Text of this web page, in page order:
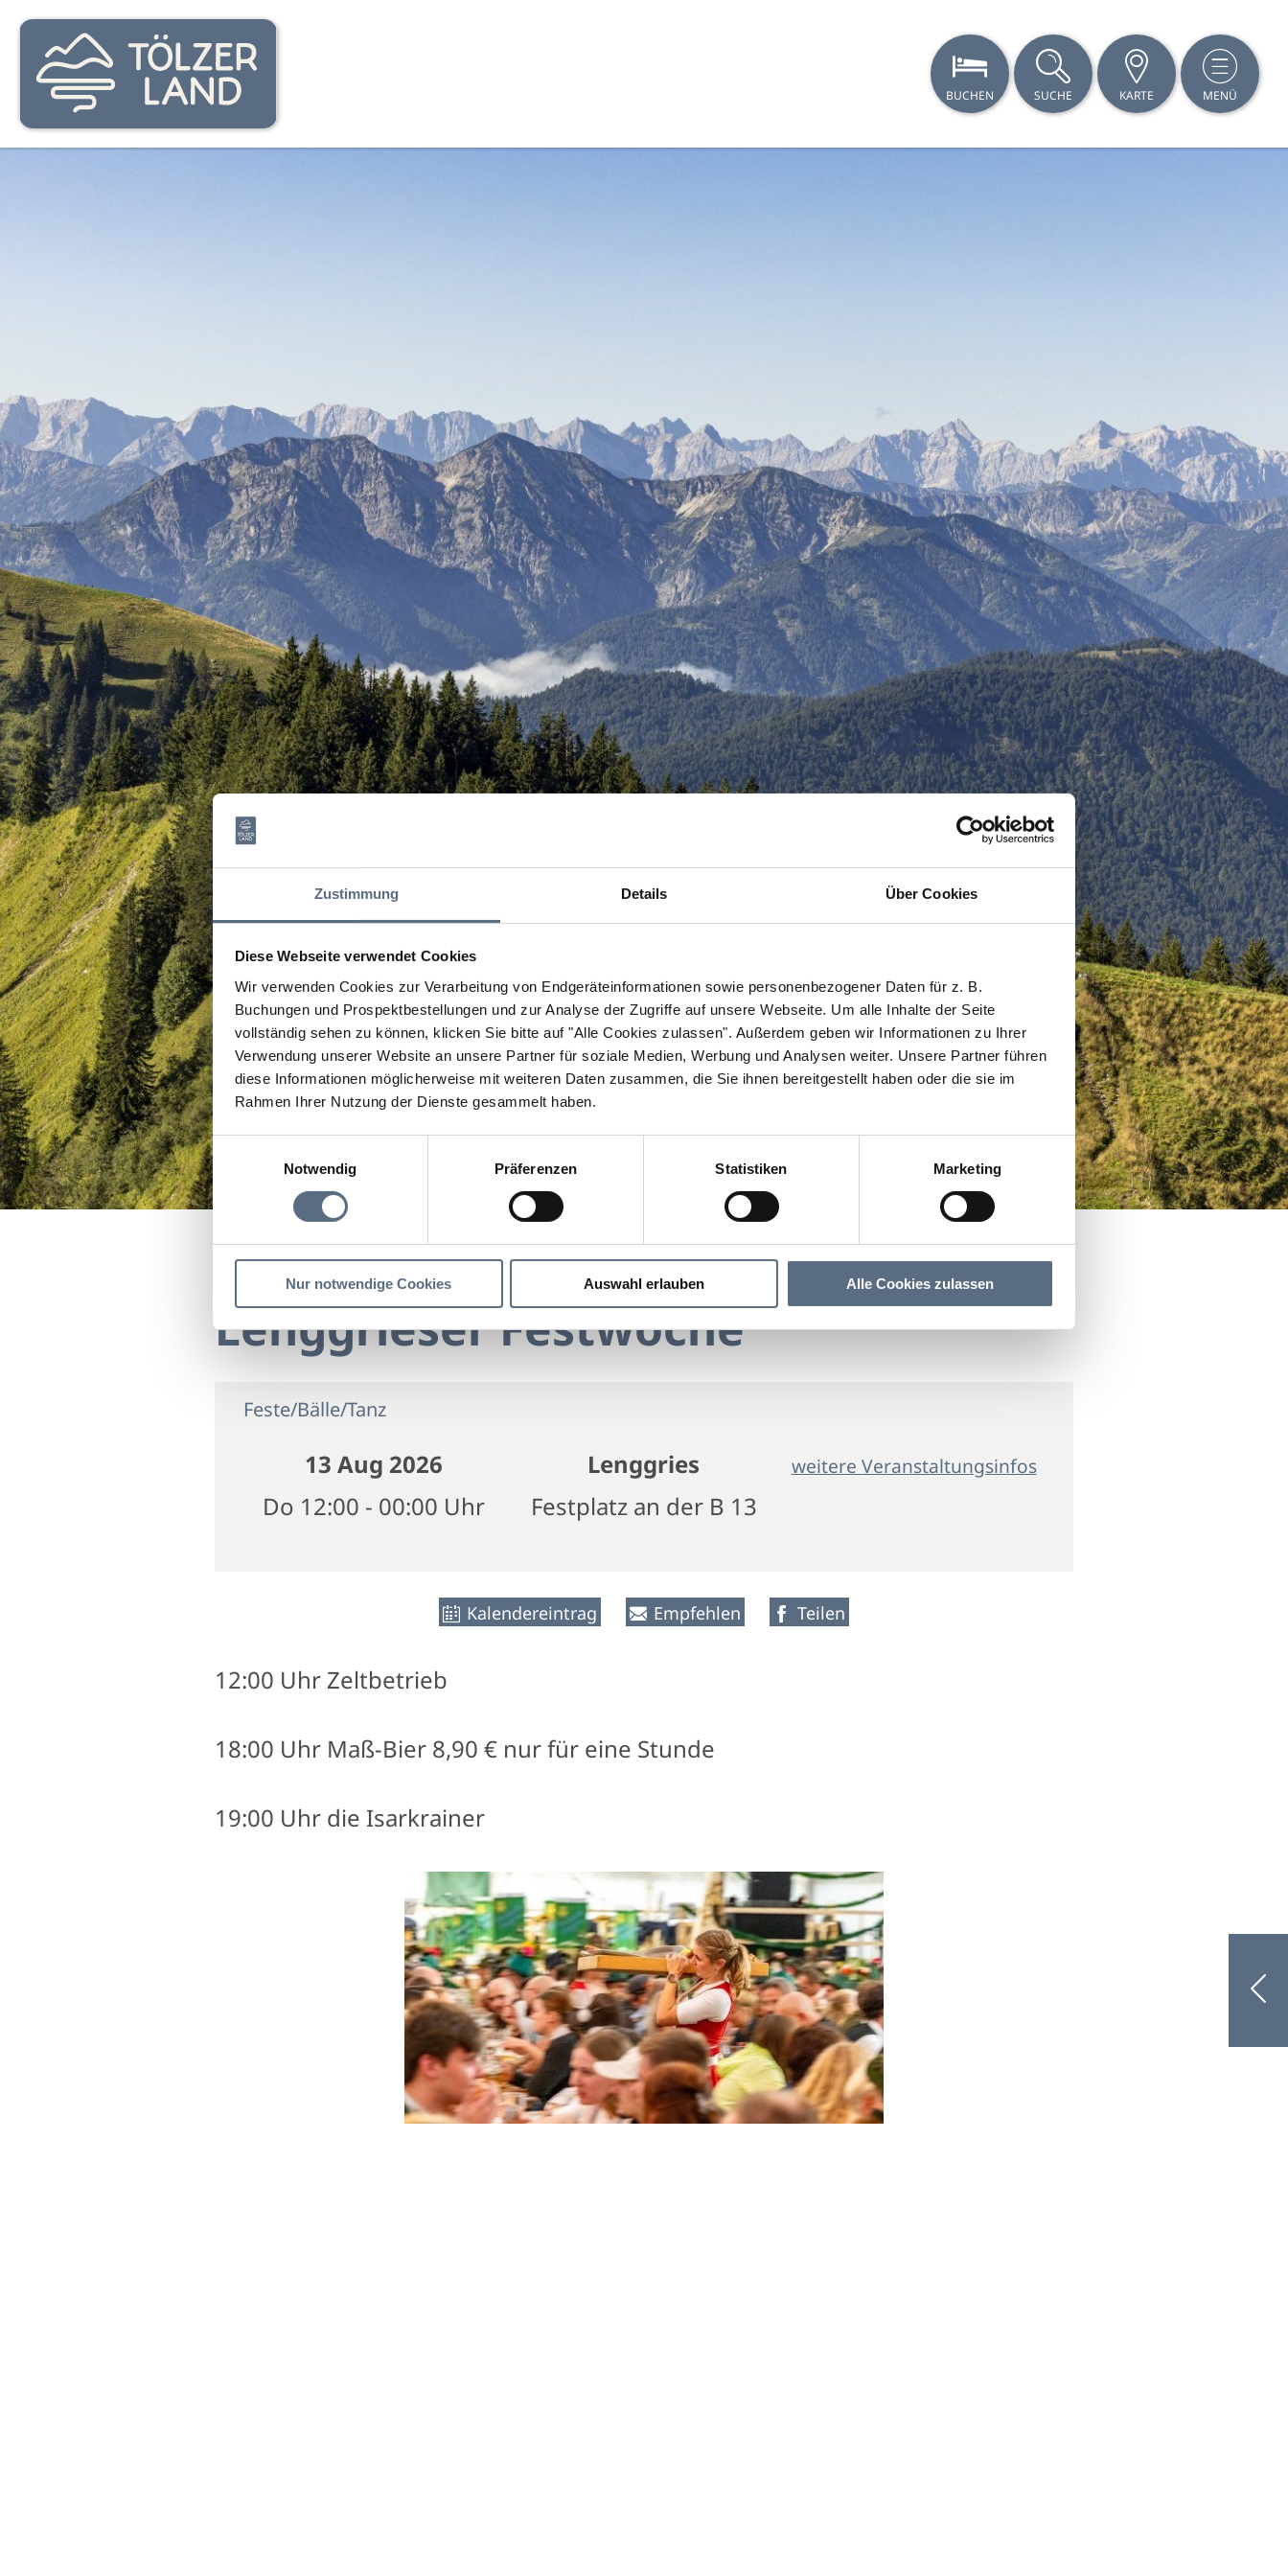
Zustimmung Details Über Cookies
Diese Webseite verwendet Cookies
Wir verwenden Cookies zur Verarbeitung von Endgeräteinformationen sowie personenbezogener Daten für z. B.
Buchungen und Prospektbestellungen und zur Analyse der Zugriffe auf unsere Webseite. Um alle Inhalte der Seite
vollständig sehen zu können, klicken Sie bitte auf "Alle Cookies zulassen". Außerdem geben wir Informationen zu Ihrer
Verwendung unserer Website an unsere Partner für soziale Medien, Werbung und Analysen weiter. Unsere Partner führen
diese Informationen möglicherweise mit weiteren Daten zusammen, die Sie ihnen bereitgestellt haben oder die sie im
Rahmen Ihrer Nutzung der Dienste gesammelt haben.
Einwilligungsauswahl
Notwendig
Präferenzen Statistiken Marketing
Nur notwendige Cookies Auswahl erlauben Alle Cookies zulassen
BUCHEN SUCHE KARTE MENÜ
Lenggrieser Festwoche
Lenggrieser Festwoche
Feste/Bälle/Tanz
13 Aug 2026
Do 12:00 - 00:00 Uhr
Lenggries
Festplatz an der B 13
weitere Veranstaltungsinfos
Kalendereintrag Empfehlen Teilen
12:00 Uhr Zeltbetrieb
18:00 Uhr Maß-Bier 8,90 € nur für eine Stunde
19:00 Uhr die Isarkrainer